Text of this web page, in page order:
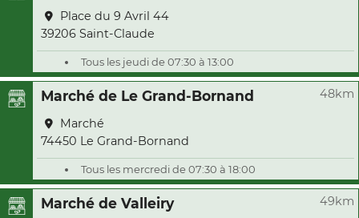
Place du 9 Avril 44
39206 Saint-Claude
Tous les jeudi de 07:30 à 13:00
Marché de Le Grand-Bornand 48km
Marché
74450 Le Grand-Bornand
Tous les mercredi de 07:30 à 18:00
Marché de Valleiry 49km